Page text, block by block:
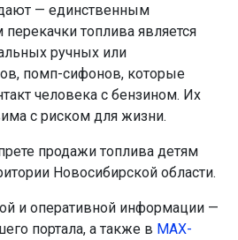
— единственным
топлива является
ручных или
помп-сифонов, которые
человека с бензином. Их
с риском для жизни.
продажи топлива детям
Новосибирской области.
и оперативной информации —
портала, а также в МАХ-